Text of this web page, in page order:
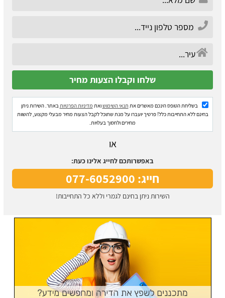
בשליחת הטופס הינכם מאשרים את תנאי השימושואת מדיניות הפרטיותבאתר. השירות ניתן
בחינם ללא התחייבות כלל! פרטיך יועברו על מנת שתוכל לקבל הצעות מחיר מבעלי מקצוע, להשוות
מחירים ולחסוך בעלויות.
או
באפשרותכם לחייג אלינו כעת:
חייג: 077-6052900
השירות ניתן בחינם לגמרי וללא כל התחייבות!